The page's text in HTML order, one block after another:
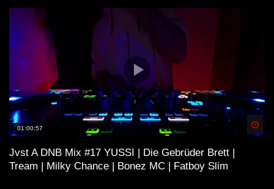
01:00:57
Jvst A DNB Mix #17 YUSSI | Die Gebrüder Brett |
Tream | Milky Chance | Bonez MC | Fatboy Slim